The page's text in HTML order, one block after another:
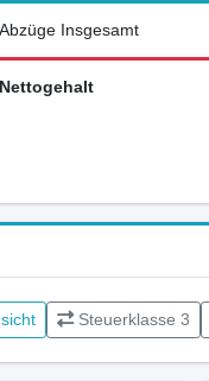
Abzüge Insgesamt
Nettogehalt
Steuerklasse 3